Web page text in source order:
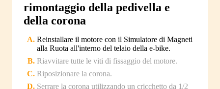
rimontaggio della pedivella e
della corona
Reinstallare il motore con il Simulatore di Magneti
alla Ruota all'interno del telaio della e-bike.
Riavvitare tutte le viti di fissaggio del motore.
Riposizionare la corona.
Serrare la corona utilizzando un cricchetto da 1/2